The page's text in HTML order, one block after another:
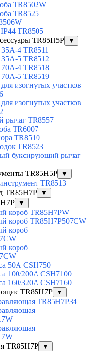
TR8502W
TR8525
TR8505
TR85H5P
▼
4 TR8511
35А-5 TR8512
70А-4 TR8518
70А-5 TR8519
изогнутых участков
изогнутых участков
рычаг TR8557
TR6007
TR8510
TR8523
буксирующий рычаг
TR85H5P
▼
TR8513
TR85H7P
▼
▼
короб TR85H7PW
короб TR85H7P507CW
короб
короб
50А CSH750
100/200A CSH7100
160/320A CSH7160
TR85H7P
▼
TR85H7P34
TR85H7P
▼